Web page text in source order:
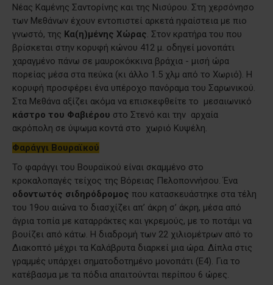
Νέας Καμένης Σαντορίνης και της Νισύρου. Στη χερσόνησο
των Μεθάνων έχουν εντοπιστεί αρκετά ηφαίστεια με πιο
γνωστό, της Κα(η)μένης Χώρας . Στον κρατήρα του που
βρίσκεται στην κορυφή κώνου 412 μ. οδηγεί μονοπάτι
χαραγμένο πάνω σε μαυροκόκκινα βράχια - μισή ώρα
πορείας μέσα στα πεύκα (κι άλλο 1.5 χλμ από το Χωριό). Η
κορυφή προσφέρει ένα υπέροχο πανόραμα του Σαρωνικού.
Στα Μεθάνα αξίζει ακόμα να επισκεφθείτε το μεσαιωνικό
κάστρο του Φαβιέρου στο Στενό και την αρχαία
ακρόπολη σε ύψωμα κοντά στο χωριό Κυψέλη.
Φαράγγι Βουραϊκού
Το φαράγγι του Βουραϊκού είναι σκαμμένο στο
κροκαλοπαγές τείχος της Βόρειας Πελοποννήσου. Ένα
οδοντωτός σιδηρόδρομος που κατασκευάστηκε στα τέλη
του 19ου αιώνα το διασχίζει απ’ άκρη σ’ άκρη, μέσα από
άγρια τοπία με καταρράκτες και γκρεμούς, με το ποτάμι να
βουίζει από κάτω. Η διαδρομή των 22 χιλιομέτρων από το
Διακοπτό μέχρι τα Καλάβρυτα διαρκεί μια ώρα. Δίπλα στις
γραμμές υπάρχει σηματοδοτημένο μονοπάτι (Ε4). Για το
κατέβασμα με τα πόδια απαιτούνται περίπου 6 ώρες.